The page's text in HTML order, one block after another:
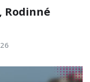
Rodinné